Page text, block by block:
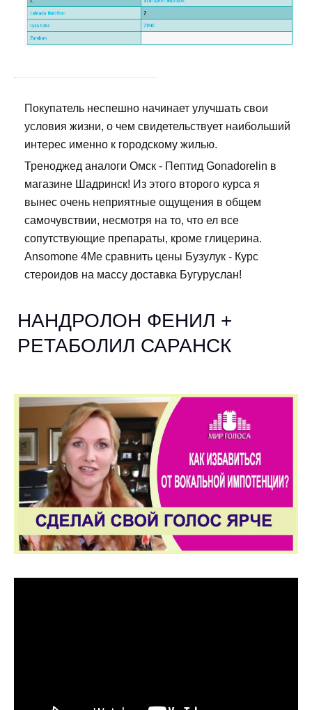
Покупатель неспешно начинает улучшать свои
условия жизни, о чем свидетельствует наибольший
интерес именно к городскому жилью.
Треноджед аналоги Омск - Пептид Gonadorelin в
магазине Шадринск! Из этого второго курса я
вынес очень неприятные ощущения в общем
самочувствии, несмотря на то, что ел все
сопутствующие препараты, кроме глицерина.
Ansomone 4Me сравнить цены Бузулук - Курс
стероидов на массу доставка Бугуруслан!
НАНДРОЛОН ФЕНИЛ +
РЕТАБОЛИЛ САРАНСК